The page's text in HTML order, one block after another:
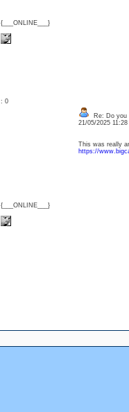
{___ONLINE___}
: 0
{___ONLINE___}
Re: Do you
21/05/2025
This was really
https://